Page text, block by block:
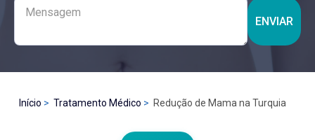
ENVIAR
Início Tratamento Médico Redução de Mama na Turquia